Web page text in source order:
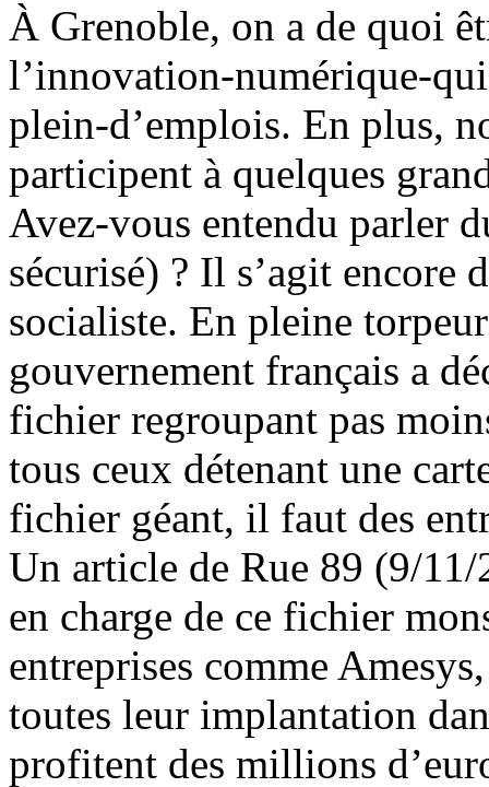
À Grenoble, on a de quoi
l’innovation-numérique-
plein-d’emplois. En plus,
participent à quelques
Avez-vous entendu parler
sécurisé) ? Il s’agit encore
socialiste. En pleine
gouvernement français a
fichier regroupant pas
tous ceux détenant une
fichier géant, il faut des
Un article de Rue 89 (9/11/
en charge de ce fichier
entreprises comme
toutes leur implantation
profitent des millions